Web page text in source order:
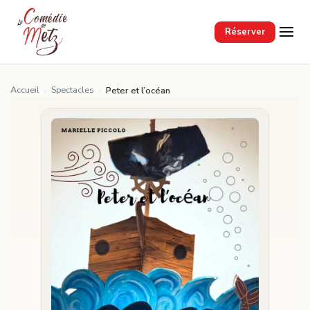
Réserver
Passer au contenu principal
Accueil Spectacles Peter et l’océan